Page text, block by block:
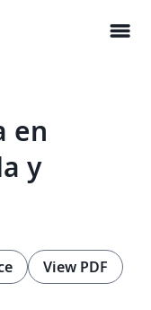
menu
en
y
View PDF